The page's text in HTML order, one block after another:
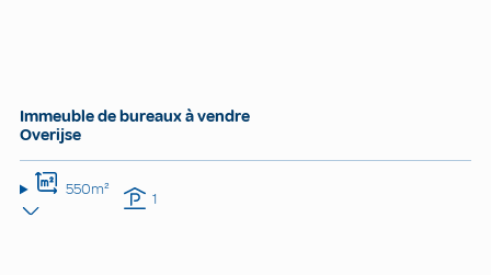
Immeuble de bureaux à vendre
Overijse
550m² 1